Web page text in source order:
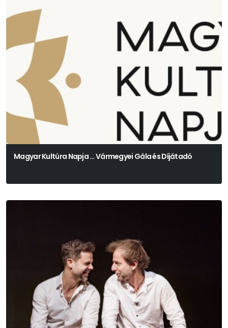
Magyar Kultúra Napja … Vármegyei Gála és Díjátadó